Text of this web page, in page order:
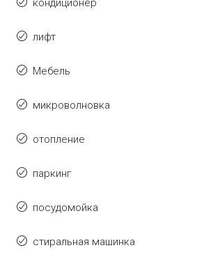
кондиционер
лифт
Мебель
микроволновка
отопление
паркинг
посудомойка
стиральная машинка